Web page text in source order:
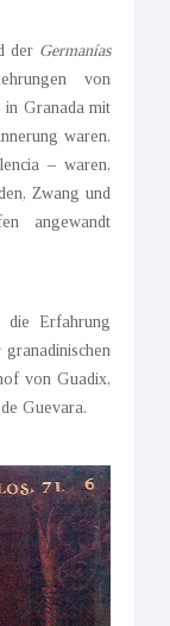
der Germanías
von
in Granada mit
waren.
– waren,
Zwang und
angewandt
Erfahrung
von Guadix,
Guevara.